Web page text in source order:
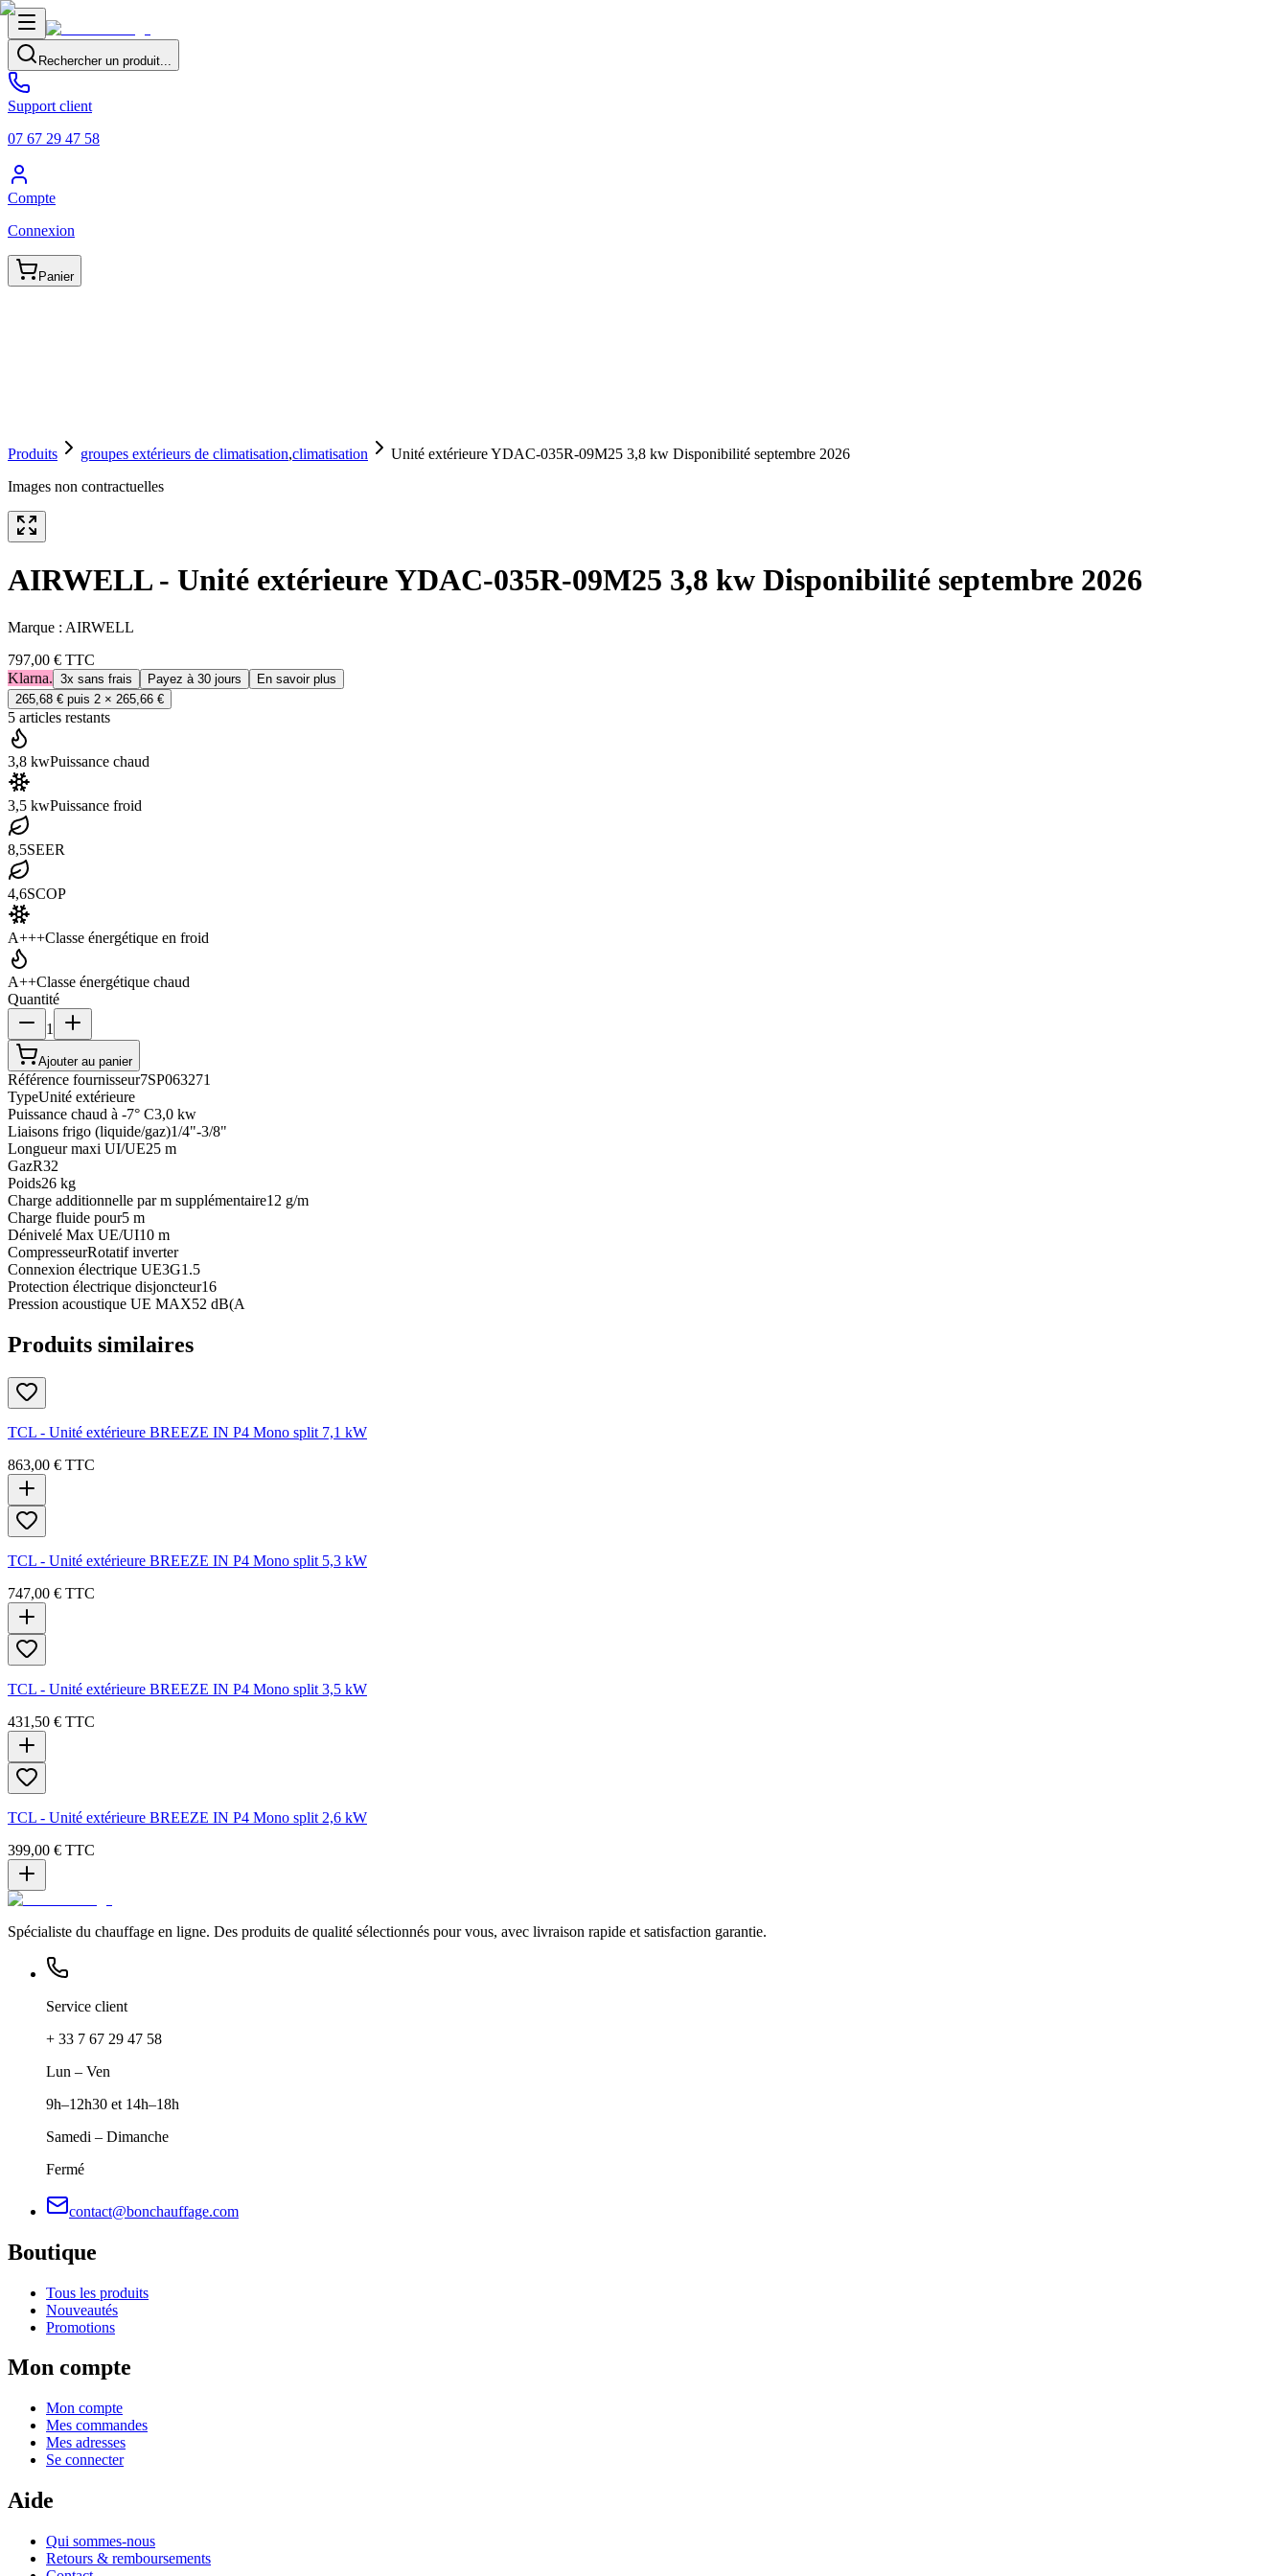
Rechercher un produit...
Support client
07 67 29 47 58
Compte
Connexion
Panier
Produits groupes extérieurs de climatisation,climatisation
Unité extérieure YDAC-035R-09M25 3,8 kw Disponibilité septembre 2026
Images non contractuelles
AIRWELL - Unité extérieure YDAC-035R-09M25 3,8 kw Disponibilité septembre 2026
Marque : AIRWELL
797,00 € TTC
Klarna. 3x sans frais Payez à 30 jours
En savoir plus
265,68 € puis 2 × 265,66 €
5 articles restants
3,8 kwPuissance chaud
3,5 kwPuissance froid
8,5SEER
4,6SCOP
A+++Classe énergétique en froid
A++Classe énergétique chaud
Quantité
1
Ajouter au panier
Référence fournisseur7SP063271
TypeUnité extérieure
Puissance chaud à -7° C3,0 kw
Liaisons frigo (liquide/gaz)1/4"-3/8"
Longueur maxi UI/UE25 m
GazR32
Poids26 kg
Charge additionnelle par m supplémentaire12 g/m
Charge fluide pour5 m
Dénivelé Max UE/UI10 m
CompresseurRotatif inverter
Connexion électrique UE3G1.5
Protection électrique disjoncteur16
Pression acoustique UE MAX52 dB(A
Produits similaires
TCL - Unité extérieure BREEZE IN P4 Mono split 7,1 kW
863,00 € TTC
TCL - Unité extérieure BREEZE IN P4 Mono split 5,3 kW
747,00 € TTC
TCL - Unité extérieure BREEZE IN P4 Mono split 3,5 kW
431,50 € TTC
TCL - Unité extérieure BREEZE IN P4 Mono split 2,6 kW
399,00 € TTC
Spécialiste du chauffage en ligne. Des produits de qualité sélectionnés pour vous, avec livraison rapide et satisfaction garantie.
Service client
+ 33 7 67 29 47 58
Lun – Ven
9h–12h30 et 14h–18h
Samedi – Dimanche
Fermé
contact@bonchauffage.com
Boutique
Tous les produits
Nouveautés
Promotions
Mon compte
Mon compte
Mes commandes
Mes adresses
Se connecter
Aide
Qui sommes-nous
Retours & remboursements